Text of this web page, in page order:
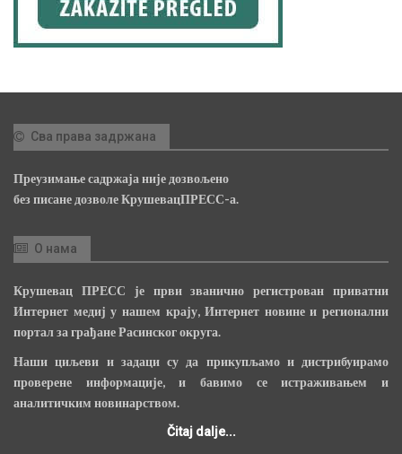
Сва права задржана
Преузимање садржаја није дозвољено
без писане дозволе КрушевацПРЕСС-а.
О нама
Крушевац ПРЕСС је први званично регистрован приватни
Интернет медиј у нашем крају, Интернет новине и регионални
портал за грађане Расинског округа.
Наши циљеви и задаци су да прикупљамо и дистрибуирамо
проверене информације, и бавимо се истраживањем и
аналитичким новинарством.
Čitaj dalje...